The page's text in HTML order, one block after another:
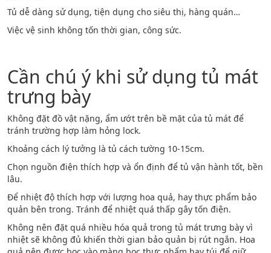
Tủ dễ dàng sử dụng, tiện dụng cho siêu thị, hàng quán…
Việc vệ sinh không tốn thời gian, công sức.
Cần chú ý khi sử dụng tủ mát
trưng bày
Không đặt đồ vật nặng, ẩm ướt trên bề mặt của tủ mát để
tránh trường hợp làm hỏng lock.
Khoảng cách lý tưởng là tủ cách tường 10-15cm.
Chọn nguồn điện thích hợp và ổn định để tủ vận hành tốt, bền
lâu.
Để nhiệt độ thích hợp với lượng hoa quả, hay thực phẩm bảo
quản bên trong. Tránh để nhiệt quá thấp gây tốn điện.
Không nên đặt quá nhiều hóa quả trong tủ mát trưng bày vì
nhiệt sẽ không đủ khiến thời gian bảo quản bị rút ngắn. Hoa